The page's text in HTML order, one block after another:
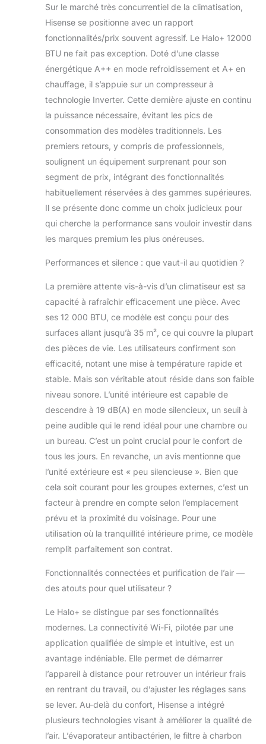
Sur le marché très concurrentiel de la climatisation,
Hisense se positionne avec un rapport
fonctionnalités/prix souvent agressif. Le Halo+ 12000
BTU ne fait pas exception. Doté d’une classe
énergétique A++ en mode refroidissement et A+ en
chauffage, il s’appuie sur un compresseur à
technologie Inverter. Cette dernière ajuste en continu
la puissance nécessaire, évitant les pics de
consommation des modèles traditionnels. Les
premiers retours, y compris de professionnels,
soulignent un équipement surprenant pour son
segment de prix, intégrant des fonctionnalités
habituellement réservées à des gammes supérieures.
Il se présente donc comme un choix judicieux pour
qui cherche la performance sans vouloir investir dans
les marques premium les plus onéreuses.
Performances et silence : que vaut-il au quotidien ?
La première attente vis-à-vis d’un climatiseur est sa
capacité à rafraîchir efficacement une pièce. Avec
ses 12 000 BTU, ce modèle est conçu pour des
surfaces allant jusqu’à 35 m², ce qui couvre la plupart
des pièces de vie. Les utilisateurs confirment son
efficacité, notant une mise à température rapide et
stable. Mais son véritable atout réside dans son faible
niveau sonore. L’unité intérieure est capable de
descendre à 19 dB(A) en mode silencieux, un seuil à
peine audible qui le rend idéal pour une chambre ou
un bureau. C’est un point crucial pour le confort de
tous les jours. En revanche, un avis mentionne que
l’unité extérieure est « peu silencieuse ». Bien que
cela soit courant pour les groupes externes, c’est un
facteur à prendre en compte selon l’emplacement
prévu et la proximité du voisinage. Pour une
utilisation où la tranquillité intérieure prime, ce modèle
remplit parfaitement son contrat.
Fonctionnalités connectées et purification de l’air —
des atouts pour quel utilisateur ?
Le Halo+ se distingue par ses fonctionnalités
modernes. La connectivité Wi-Fi, pilotée par une
application qualifiée de simple et intuitive, est un
avantage indéniable. Elle permet de démarrer
l’appareil à distance pour retrouver un intérieur frais
en rentrant du travail, ou d’ajuster les réglages sans
se lever. Au-delà du confort, Hisense a intégré
plusieurs technologies visant à améliorer la qualité de
l’air. L’évaporateur antibactérien, le filtre à charbon